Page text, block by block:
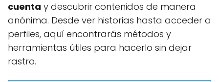
cuenta y descubrir contenidos de manera
anónima. Desde ver historias hasta acceder a
perfiles, aquí encontrarás métodos y
herramientas útiles para hacerlo sin dejar
rastro.